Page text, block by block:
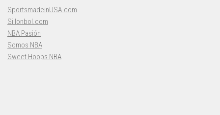
SportsmadeinUSA.com
Sillonbol.com
NBA Pasión
Somos NBA
Sweet Hoops NBA